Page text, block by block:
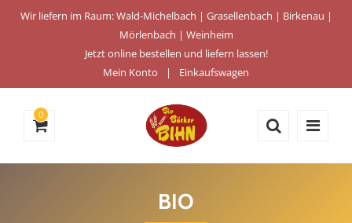
Wir liefern im Raum: Wald-Michelbach | Grasellenbach | Birkenau |
Mörlenbach | Weinheim
Jetzt online bestellen und liefern lassen!
Mein Konto
Einkaufswagen
0
BIO